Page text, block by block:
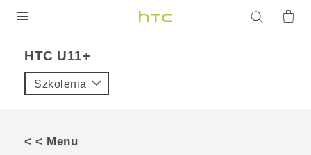
VIVE
HTC U11+‎
Szkolenia
< < Menu